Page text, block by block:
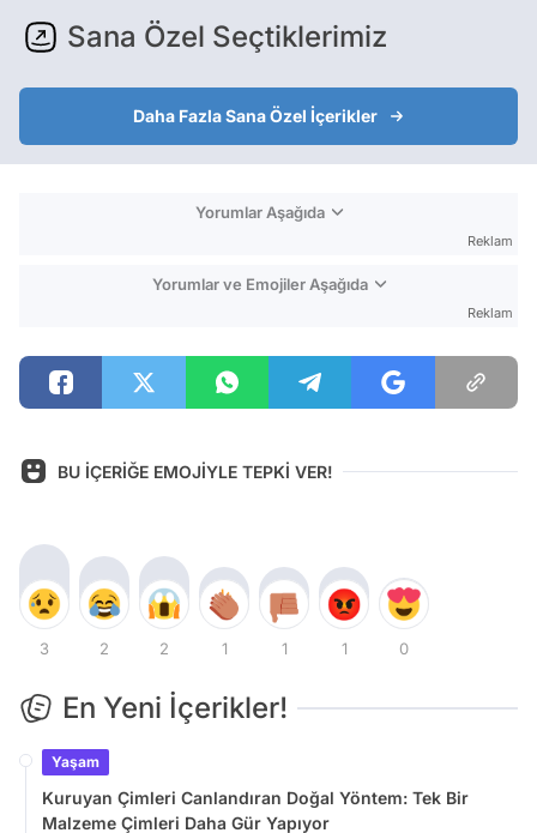
Sana Özel Seçtiklerimiz
Daha Fazla Sana Özel İçerikler
Yorumlar Aşağıda
Reklam
Yorumlar ve Emojiler Aşağıda
Reklam
BU İÇERİĞE EMOJİYLE TEPKİ VER!
3 2 2 1 1 1 0
En Yeni İçerikler!
Yaşam
Kuruyan Çimleri Canlandıran Doğal Yöntem: Tek Bir
Malzeme Çimleri Daha Gür Yapıyor